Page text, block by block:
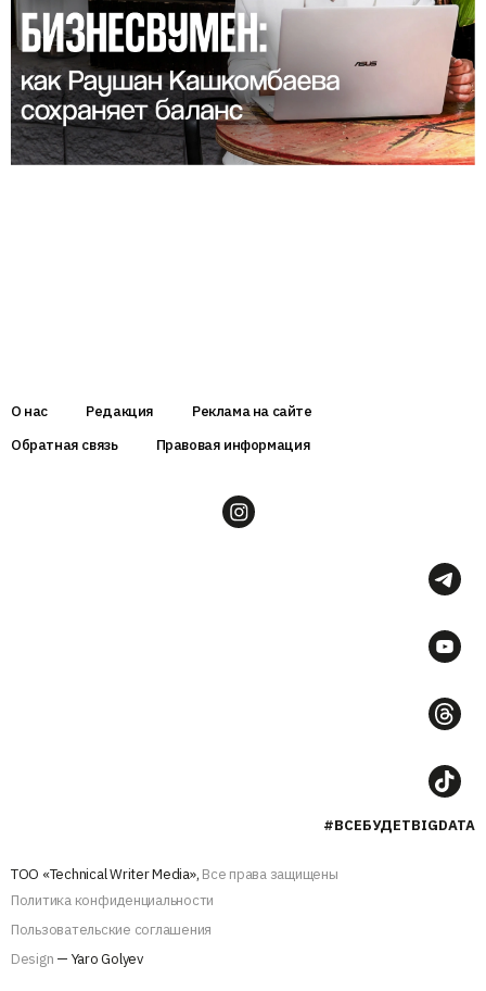
О нас Редакция
Реклама на сайте
Обратная связь
Правовая информация
#ВСЕБУДЕТBIGDATA
ТОО «Technical Writer Media», Все права защищены
Политика конфиденциальности
Пользовательские соглашения
Design — Yaro Golyev